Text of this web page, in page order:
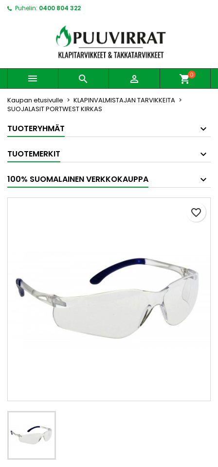
Puhelin: 0400 804 322
   shopping_cart0
Kaupan etusivulle
KLAPINVALMISTAJAN TARVIKKEITA
SUOJALASIT PORTWEST KIRKAS
TUOTERYHMÄT
TUOTEMERKIT
100% SUOMALAINEN VERKKOKAUPPA
favorite_border